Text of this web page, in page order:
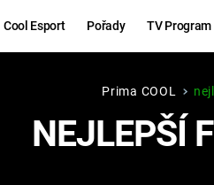
Cool Esport Pořady TV Program
Hry
Prima COOL
NEJLEPŠÍ